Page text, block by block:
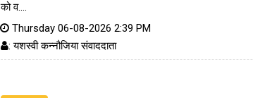
को व....
Thursday 06-08-2026 2:39 PM
: यशस्वी कन्नौजिया संवाददाता